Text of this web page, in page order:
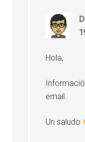
Hola,
email.
Un saludo